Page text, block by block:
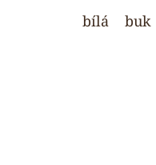
z
5
bílá buk